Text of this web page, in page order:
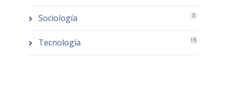
Sociología 3
Tecnología 15